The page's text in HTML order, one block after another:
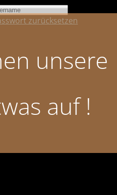
unsere
auf !
zurücksetzen